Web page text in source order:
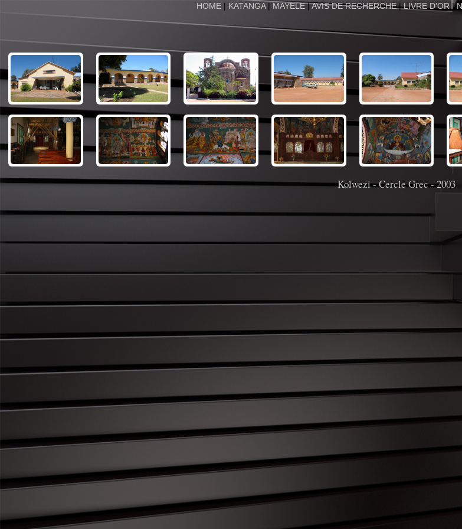
HOME | KATANGA| MAYELE|AVIS DE RECHERCHE|LIVRE D'OR |
Kolwezi - Cercle Grec - 2003